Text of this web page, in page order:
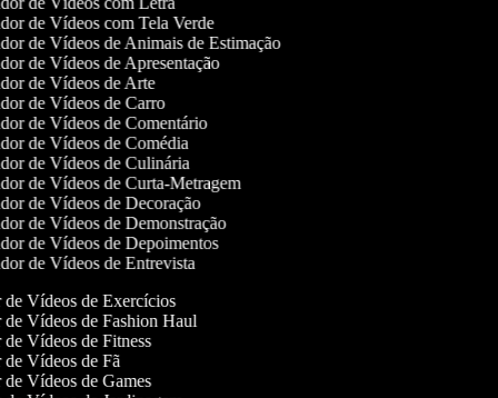
de Vídeos com Tela Verde
de Vídeos de Animais de Estimação
de Vídeos de Apresentação
de Vídeos de Arte
de Vídeos de Carro
de Vídeos de Comentário
de Vídeos de Comédia
de Vídeos de Culinária
de Vídeos de Curta-Metragem
de Vídeos de Decoração
de Vídeos de Demonstração
de Vídeos de Depoimentos
de Vídeos de Entrevista
de Vídeos de Exercícios
de Vídeos de Fashion Haul
de Vídeos de Fitness
de Vídeos de Fã
de Vídeos de Games